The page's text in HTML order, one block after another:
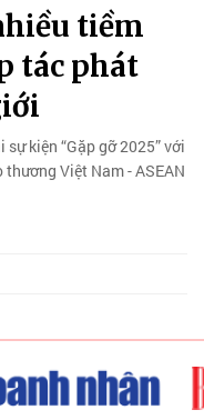
tiềm
tác phát
kiện “Gặp gỡ 2025” với
Việt Nam - ASEAN